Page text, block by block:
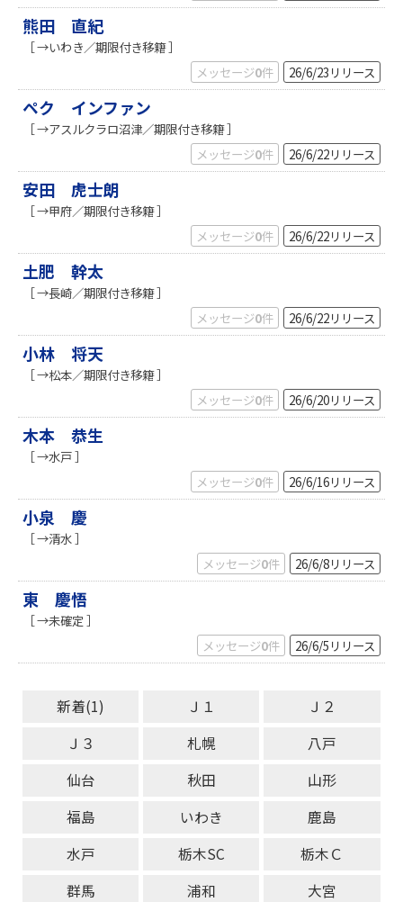
熊田 直紀
［ →いわき／期限付き移籍 ］
メッセージ0件 26/6/23 リリース
ペク インファン
［ →アスルクラロ沼津／期限付き移籍 ］
メッセージ0件 26/6/22リリース
安田 虎士朗
［ →甲府／期限付き移籍 ］
メッセージ0件 26/6/22リリース
土肥 幹太
［ →長崎／期限付き移籍 ］
メッセージ0件 26/6/22リリース
小林 将天
［ →松本／期限付き移籍 ］
メッセージ0件 26/6/20リリース
木本 恭生
［ →水戸 ］
メッセージ0件 26/6/16リリース
小泉 慶
［ →清水 ］
メッセージ0件 26/6/8リリース
東 慶悟
［ →未確定 ］
メッセージ0件 26/6/5 リリース
新着(1) Ｊ１
Ｊ２
Ｊ３
札幌
八戸
仙台
秋田
山形
福島
いわき
鹿島
水戸
栃木SC
栃木Ｃ
群馬
浦和
大宮